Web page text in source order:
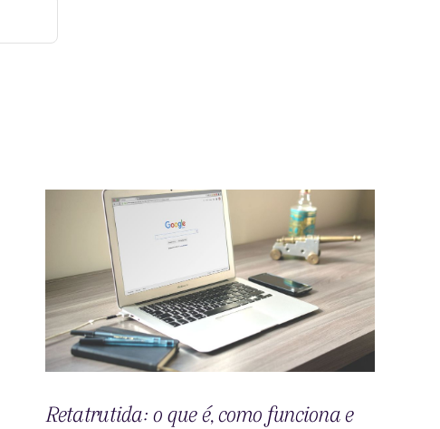
Retatrutida: o que é, como funciona e